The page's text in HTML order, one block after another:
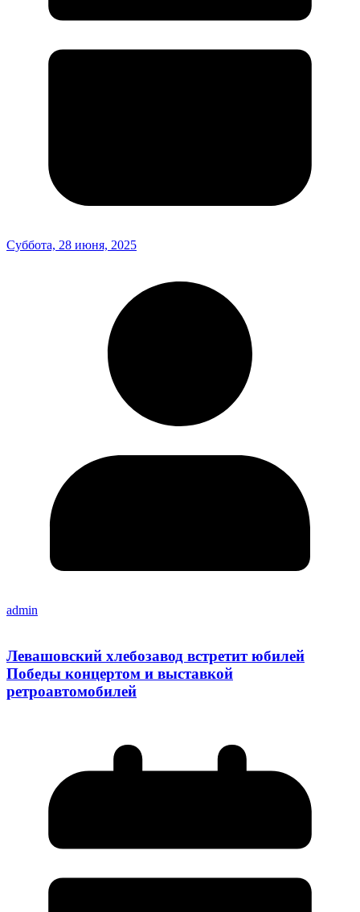
Суббота, 28 июня, 2025
admin
Левашовский хлебозавод встретит юбилей
Победы концертом и выставкой
ретроавтомобилей